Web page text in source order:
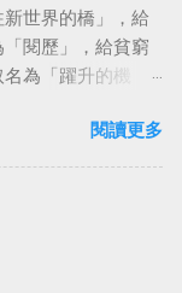
世界的橋」，給
閱歷」，給貧窮
為「躍升的機
。#超譯尼采 — 中
May 23, 2023
閱讀更多